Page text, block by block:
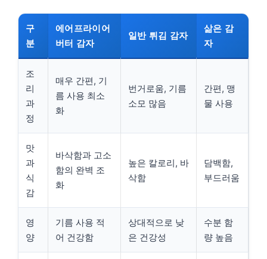
구
분
에어프라이어
버터 감자
일반 튀김 감자
삶은 감
자
조
리
과
정
매우 간편, 기
름 사용 최소
화
번거로움, 기름
소모 많음
간편, 맹
물 사용
맛
과
식
감
바삭함과 고소
함의 완벽 조
화
높은 칼로리, 바
삭함
담백함,
부드러움
영
양
기름 사용 적
어 건강함
상대적으로 낮
은 건강성
수분 함
량 높음